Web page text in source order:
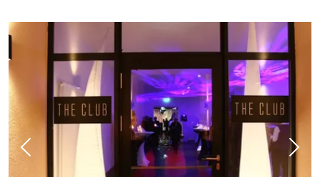
Vorheriges Bild